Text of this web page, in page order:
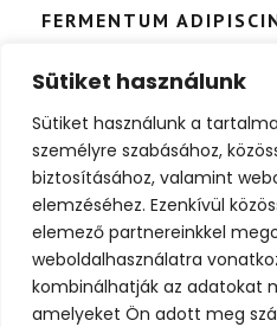
Sütiket használunk
Sütiket használunk a
személyre szabásához,
biztosításához, valamint
elemzéséhez. Ezenkívül
elemező partnereinkkel
weboldalhasználatra
kombinálhatják az adatokat
amelyeket Ön adott meg
FERMENTUM
quam. Nulla vitae elit libero,
leo risus, porta ac
Praesent commodo cursus
nisl consectetur et. Donec
metus auctor fringilla.